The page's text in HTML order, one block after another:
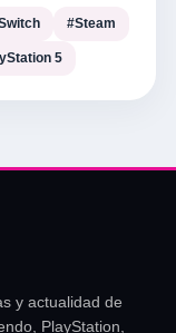
#Steam
5
y actualidad de
PlayStation,